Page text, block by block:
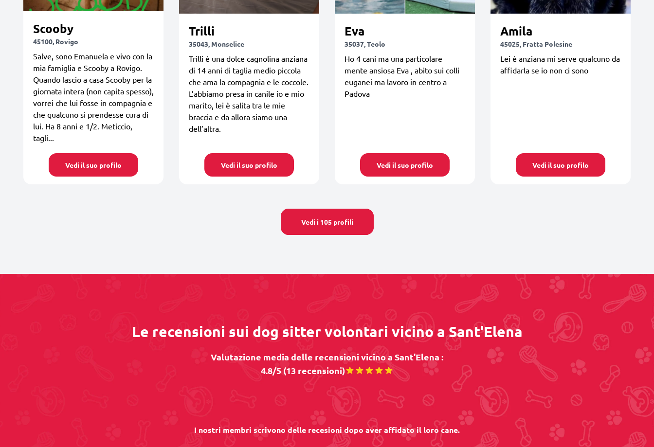
Scooby
45100, Rovigo
Salve, sono Emanuela e vivo con la
mia famiglia e Scooby a Rovigo.
Quando lascio a casa Scooby per la
giornata intera (non capita spesso),
vorrei che lui fosse in compagnia e
che qualcuno si prendesse cura di
lui. Ha 8 anni e 1/2. Meticcio,
tagli...
Vedi il suo profilo
Trilli
35043, Monselice
Trilli è una dolce cagnolina anziana
di 14 anni di taglia medio piccola
che ama la compagnia e le coccole.
L’abbiamo presa in canile io e mio
marito, lei è salita tra le mie
braccia e da allora siamo una
dell’altra.
Vedi il suo profilo
Eva
35037, Teolo
Ho 4 cani ma una particolare
mente ansiosa Eva , abito sui colli
euganei ma lavoro in centro a
Padova
Vedi il suo profilo
Amila
45025, Fratta Polesine
Lei è anziana mi serve qualcuno da
affidarla se io non ci sono
Vedi il suo profilo
Vedi i 105 profili
Le recensioni sui dog sitter volontari vicino a Sant'Elena
Valutazione media delle recensioni vicino a Sant'Elena :
4.8/5 (13 recensioni)
I nostri membri scrivono delle recesioni dopo aver affidato il loro cane.